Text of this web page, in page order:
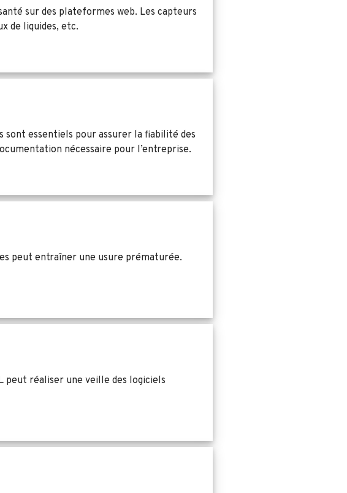
sur des plateformes web. Les capteurs
de liquides, etc.
sont essentiels pour assurer la fiabilité des
nécessaire pour l’entreprise.
peut entraîner une usure prématurée.
peut réaliser une veille des logiciels